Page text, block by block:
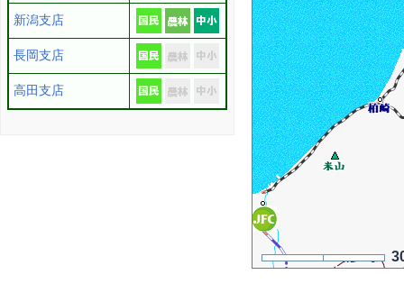
新潟支店
長岡支店
高田支店